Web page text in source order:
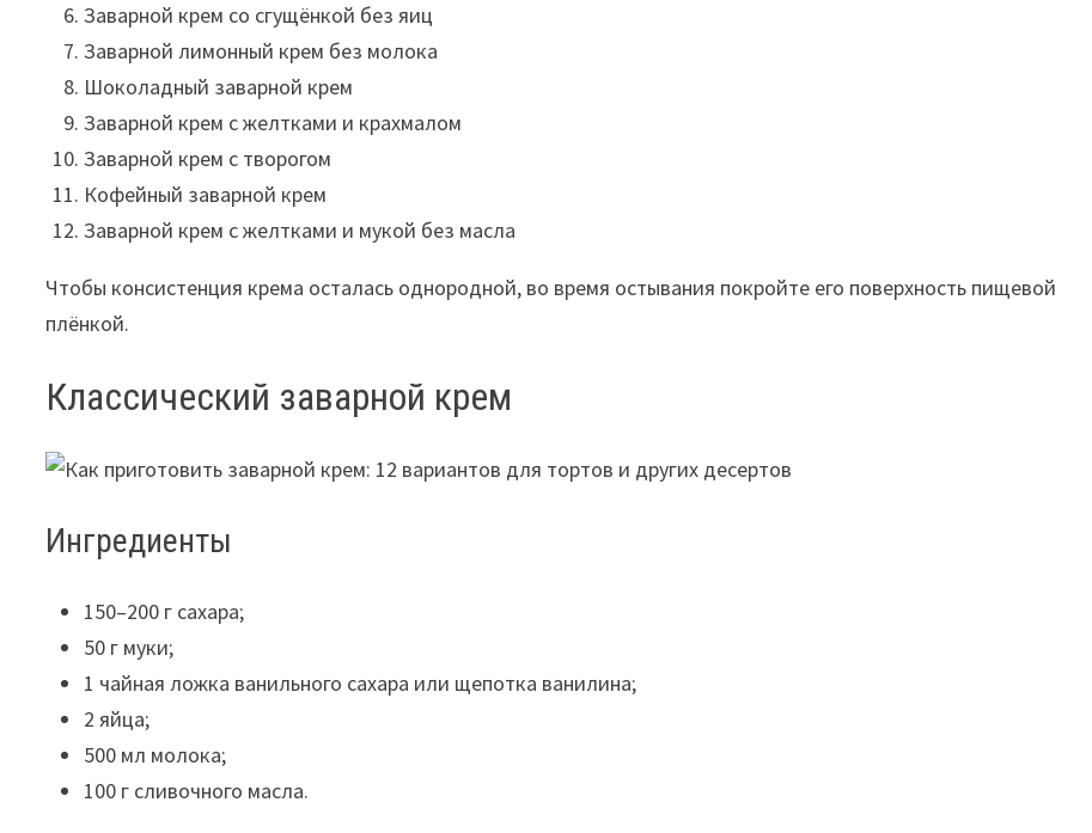
Заварной крем со сгущёнкой без яиц
Заварной лимонный крем без молока
Шоколадный заварной крем
Заварной крем с желтками и крахмалом
Заварной крем с творогом
Кофейный заварной крем
Заварной крем с желтками и мукой без масла
Чтобы консистенция крема осталась однородной, во время остывания покройте его поверхность пищевой
плёнкой.
Классический заварной крем
Ингредиенты
150–200 г сахара;
50 г муки;
1 чайная ложка ванильного сахара или щепотка ванилина;
2 яйца;
500 мл молока;
100 г сливочного масла.